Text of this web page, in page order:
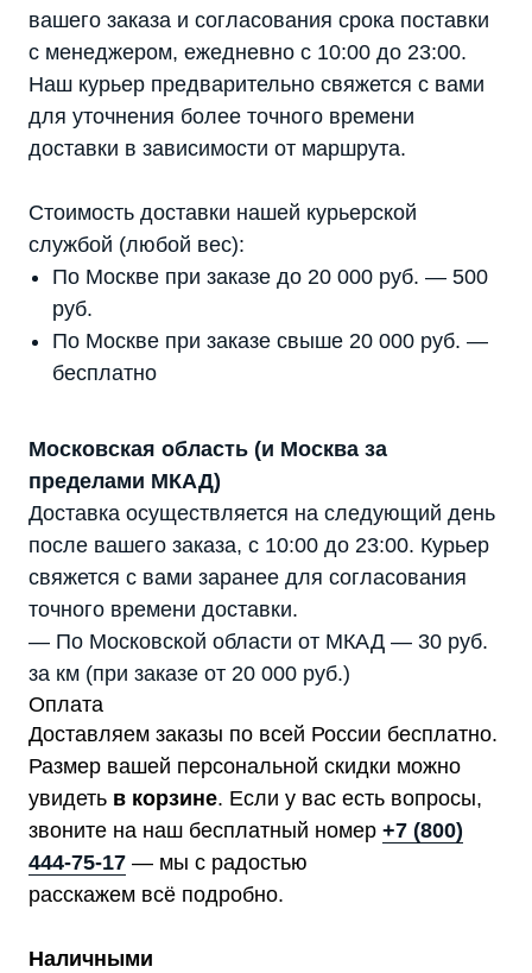
вашего заказа и согласования срока поставки
с менеджером, ежедневно с 10:00 до 23:00.
Наш курьер предварительно свяжется с вами
для уточнения более точного времени
доставки в зависимости от маршрута.
Стоимость доставки нашей курьерской
службой (любой вес):
По Москве при заказе до 20 000 руб. — 500
руб.
По Москве при заказе свыше 20 000 руб. —
бесплатно
Московская область (и Москва за
пределами МКАД)
Доставка осуществляется на следующий день
после вашего заказа, с 10:00 до 23:00. Курьер
свяжется с вами заранее для согласования
точного времени доставки.
— По Московской области от МКАД — 30 руб.
за км (при заказе от 20 000 руб.)
Оплата
Доставляем заказы по всей России бесплатно.
Размер вашей персональной скидки можно
увидеть в корзине. Если у вас есть вопросы,
звоните на наш бесплатный номер +7 (800)
444-75-17 — мы с радостью
расскажем всё подробно.
Наличными